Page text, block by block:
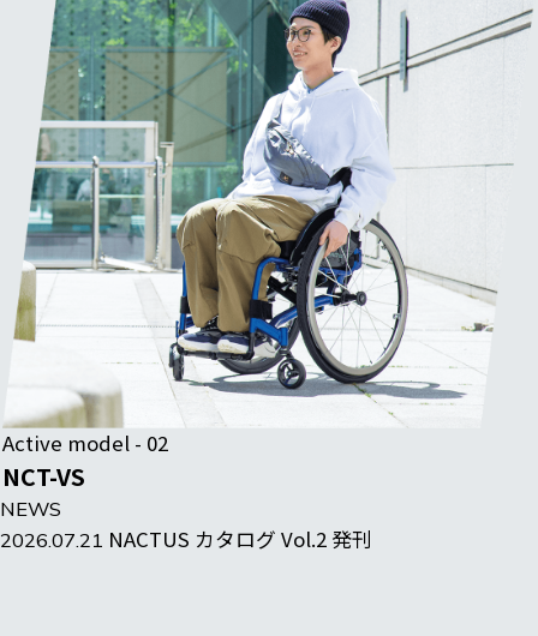
Active model - 02
NCT-VS
NEWS
2026.07.21 NACTUS カタログ Vol.2 発刊